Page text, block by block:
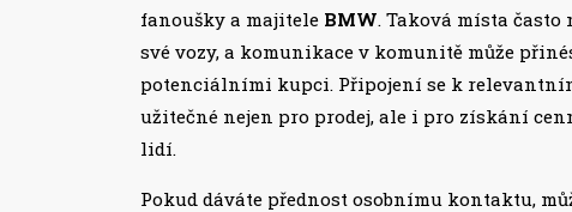
fanoušky a majitele BMW. Taková místa
své vozy, a komunikace v komunitě může
potenciálními kupci. Připojení se k
užitečné nejen pro prodej, ale i pro získání
lidí.
Pokud dáváte přednost osobnímu kontaktu,